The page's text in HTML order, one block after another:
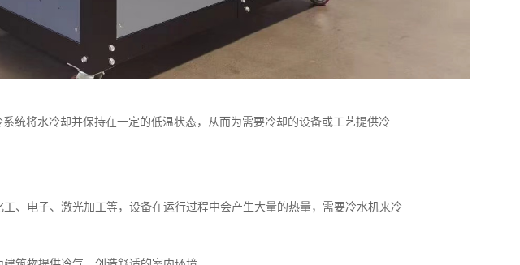
统将水冷却并保持在一定的低温状态，从而为需要冷却的设备或工艺提供冷
、电子、激光加工等，设备在运行过程中会产生大量的热量，需要冷水机来冷